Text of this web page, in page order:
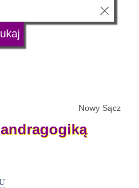
Nowy Sącz
andragogiką